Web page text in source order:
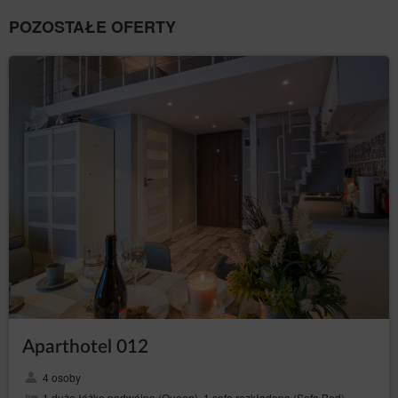
geolokalizacji jest wykorzystywana w celu
produktów i usług.
dane osobowe Użytkowników: imię, nazwisko,
mail, numer telefonu, NIP, numer konta
bankowego lub inne dane osobowe, których
podanie jest niezbędne do zrealizowania
rezerwacyjnym wymaga Administrator.
Informacje te nie zawierają danych dotyczących
tożsamości Gości/Użytkowników, lecz w połączeniu z
innymi informacjami mogą stanowić dane osobowe i w
związku z tym Administrator obejmuje je pełną
ochroną przysługującą na gruncie RODO.
Dane te są przetwarzane zgodnie z art. 6 ust. 1 lit. b
RODO, w celu realizacji usługi, tj. umowy o
świadczenie usług drogą elektroniczną zgodnie z
w związku z wyrażeniem zgody na stosowanie
ustawienia przeglądarki internetowej zgodnie z
POZOSTAŁE OFERTY
Aparthotel 012
4 osoby